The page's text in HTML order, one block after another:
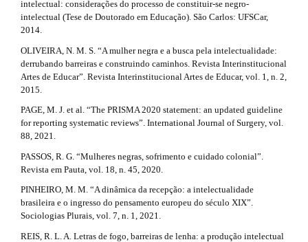
intelectual: considerações do processo de constituir-se negro-
intelectual (Tese de Doutorado em Educação). São Carlos: UFSCar,
2014.
OLIVEIRA, N. M. S. “A mulher negra e a busca pela intelectualidade:
derrubando barreiras e construindo caminhos. Revista Interinstitucional
Artes de Educar”. Revista Interinstitucional Artes de Educar, vol. 1, n. 2,
2015.
PAGE, M. J. et al. “The PRISMA 2020 statement: an updated guideline
for reporting systematic reviews”. International Journal of Surgery, vol.
88, 2021.
PASSOS, R. G. “Mulheres negras, sofrimento e cuidado colonial”.
Revista em Pauta, vol. 18, n. 45, 2020.
PINHEIRO, M. M. “A dinâmica da recepção: a intelectualidade
brasileira e o ingresso do pensamento europeu do século XIX”.
Sociologias Plurais, vol. 7, n. 1, 2021.
REIS, R. L. A. Letras de fogo, barreiras de lenha: a produção intelectual